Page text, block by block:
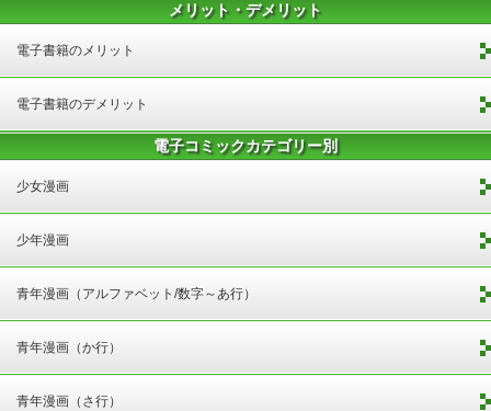
メリット・デメリット
電子書籍のメリット
電子書籍のデメリット
電子コミックカテゴリー別
少女漫画
少年漫画
青年漫画（アルファベット/数字～あ行）
青年漫画（か行）
青年漫画（さ行）